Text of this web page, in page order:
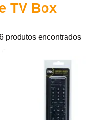
TV Box
6 produtos